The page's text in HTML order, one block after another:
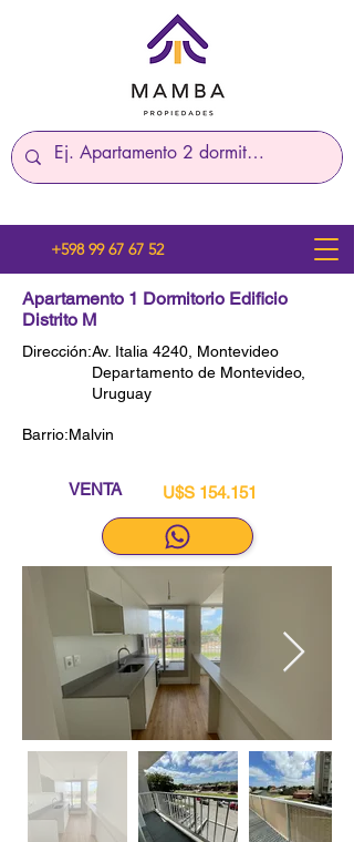
+598 99 67 67 52
Apartamento 1 Dormitorio Edificio
Distrito M
Dirección:Av. Italia 4240, Montevideo
Departamento de Montevideo,
Uruguay
Barrio:Malvin
VENTA U$S 154.151